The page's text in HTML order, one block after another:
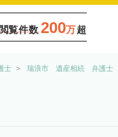
覧件数 200万超
士 瑞浪市 遺産相続 弁護士